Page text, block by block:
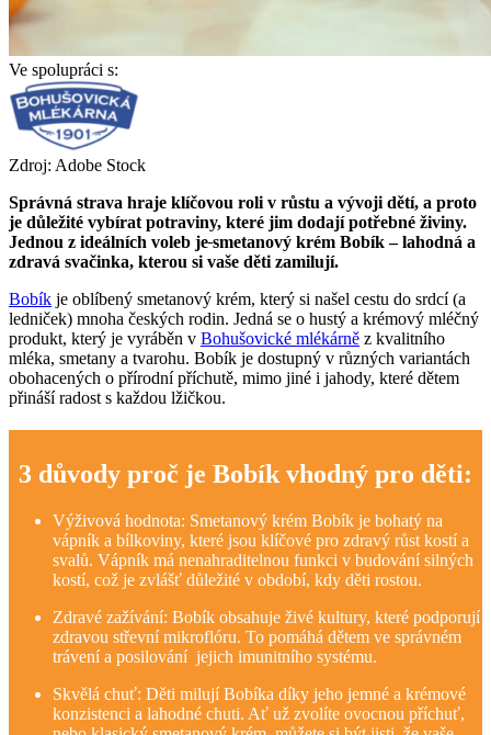
Ve spolupráci s:
Zdroj: Adobe Stock
Správná strava hraje klíčovou roli v růstu a vývoji dětí, a proto
je důležité vybírat potraviny, které jim dodají potřebné živiny.
Jednou z ideálních voleb je smetanový krém Bobík – lahodná a
zdravá svačinka, kterou si vaše děti zamilují.
Bobík je oblíbený smetanový krém, který si našel cestu do srdcí (a
ledniček) mnoha českých rodin. Jedná se o hustý a krémový mléčný
produkt, který je vyráběn v Bohušovické mlékárně z kvalitního
mléka, smetany a tvarohu. Bobík je dostupný v různých variantách
obohacených o přírodní příchutě, mimo jiné i jahody, které dětem
přináší radost s každou lžičkou.
3 důvody proč je Bobík vhodný pro děti:
Výživová hodnota: Smetanový krém Bobík je bohatý na
vápník a bílkoviny, které jsou klíčové pro zdravý růst kostí a
svalů. Vápník má nenahraditelnou funkci v budování silných
kostí, což je zvlášť důležité v období, kdy děti rostou.
Zdravé zažívání: Bobík obsahuje živé kultury, které podporují
zdravou střevní mikroflóru. To pomáhá dětem ve správném
trávení a posilování jejich imunitního systému.
Skvělá chuť: Děti milují Bobíka díky jeho jemné a krémové
konzistenci a lahodné chuti. Ať už zvolíte ovocnou příchuť,